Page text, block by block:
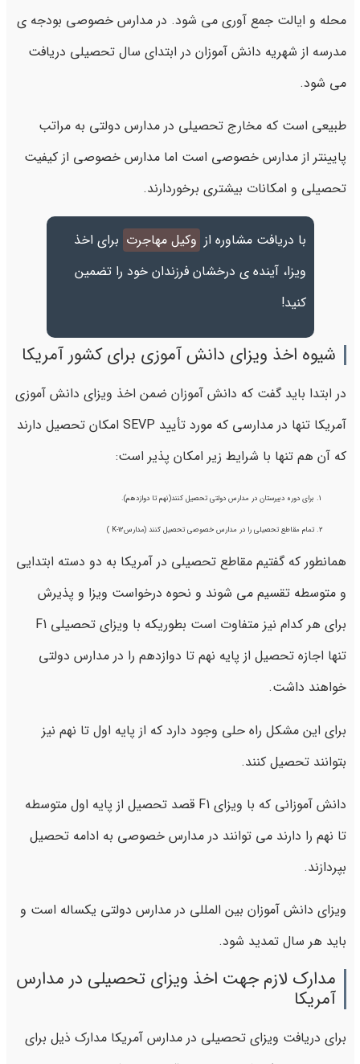
محله و ایالت جمع آوری می شود. در مدارس خصوصی بودجه ی
مدرسه از شهریه دانش آموزان در ابتدای سال تحصیلی دریافت
می شود.
طبیعی است که مخارج تحصیلی در مدارس دولتی به مراتب
پایینتر از مدارس خصوصی است اما مدارس خصوصی از کیفیت
تحصیلی و امکانات بیشتری برخوردارند.
با دریافت مشاوره از وکیل مهاجرت برای اخذ
ویزا، آینده ی درخشان فرزندان خود را تضمین
کنید!
شیوه اخذ ویزای دانش آموزی برای کشور آمریکا
در ابتدا باید گفت که دانش آموزان ضمن اخذ ویزای دانش آموزی
آمریکا تنها در مدارسی که مورد تأیید SEVP امکان تحصیل دارند
که آن هم تنها با شرایط زیر امکان پذیر است:
برای دوره دبیرستان در مدارس دولتی تحصیل کنند(نهم تا دوازدهم).
تمام مقاطع تحصیلی را در مدارس خصوصی تحصیل کنند (مدارسK-12 )
همانطور که گفتیم مقاطع تحصیلی در آمریکا به دو دسته ابتدایی
و متوسطه تقسیم می شوند و نحوه درخواست ویزا و پذیرش
تنها اجازه تحصیل از پایه نهم تا دوازدهم را در مدارس دولتی
خواهند داشت.
برای این مشکل راه حلی وجود دارد که از پایه اول تا نهم نیز
بتوانند تحصیل کنند.
دانش آموزانی که با ویزای F1 قصد تحصیل از پایه اول متوسطه
تا نهم را دارند می توانند در مدارس خصوصی به ادامه تحصیل
بپردازند.
ویزای دانش آموزان بین المللی در مدارس دولتی یکساله است و
باید هر سال تمدید شود.
مدارک لازم جهت اخذ ویزای تحصیلی در مدارس
آمریکا
برای دریافت ویزای تحصیلی در مدارس آمریکا مدارک ذیل برای